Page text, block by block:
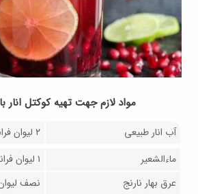
مواد لازم جهت تهيه کوکتل انار
آب انار طبیعی
۲ لیوان فرانسوی دسته‌دار
ماءالشعیر
۱ لیوان فرانسوی دسته‌دار
عرق بهار نارنج
نصف